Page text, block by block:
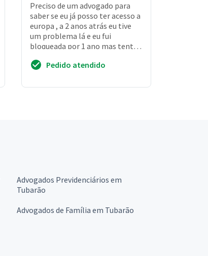
Preciso de um advogado para
saber se eu já posso ter acesso a
europa , a 2 anos atrás eu tive
um problema lá e eu fui
bloqueada por 1 ano mas tentei
continuo sem ...
Pedido atendido
Advogados Previdenciários em
Tubarão
Advogados de Família em Tubarão